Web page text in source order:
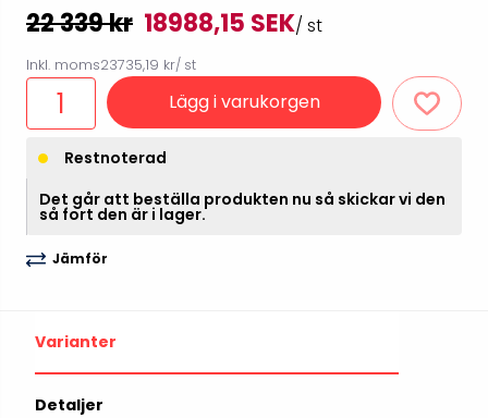
22 339 kr 18988,15 SEK/ st
Inkl. moms23735,19 kr/ st
Lägg i varukorgen
Restnoterad
Det går att beställa produkten nu så skickar vi den
så fort den är i lager.
Jämför
Varianter
Detaljer